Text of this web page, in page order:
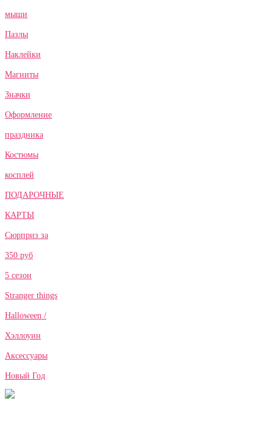
мыши
Пазлы
Наклейки
Магниты
Значки
Оформление
праздника
Костюмы
косплей
ПОДАРОЧНЫЕ
КАРТЫ
Сюрприз за
350 руб
5 сезон
Stranger things
Halloween /
Хэллоуин
Аксессуары
Новый Год